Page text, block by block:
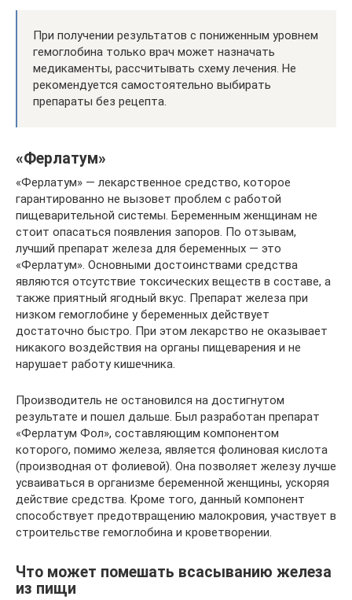
При получении результатов с пониженным уровнем
гемоглобина только врач может назначать
медикаменты, рассчитывать схему лечения. Не
рекомендуется самостоятельно выбирать
препараты без рецепта.
«Ферлатум»
«Ферлатум» — лекарственное средство, которое
гарантированно не вызовет проблем с работой
пищеварительной системы. Беременным женщинам не
стоит опасаться появления запоров. По отзывам,
лучший препарат железа для беременных — это
«Ферлатум». Основными достоинствами средства
являются отсутствие токсических веществ в составе, а
также приятный ягодный вкус. Препарат железа при
низком гемоглобине у беременных действует
достаточно быстро. При этом лекарство не оказывает
никакого воздействия на органы пищеварения и не
нарушает работу кишечника.
Производитель не остановился на достигнутом
результате и пошел дальше. Был разработан препарат
«Ферлатум Фол», составляющим компонентом
которого, помимо железа, является фолиновая кислота
(производная от фолиевой). Она позволяет железу лучше
усваиваться в организме беременной женщины, ускоряя
действие средства. Кроме того, данный компонент
способствует предотвращению малокровия, участвует в
строительстве гемоглобина и кроветворении.
Что может помешать всасыванию железа
из пищи